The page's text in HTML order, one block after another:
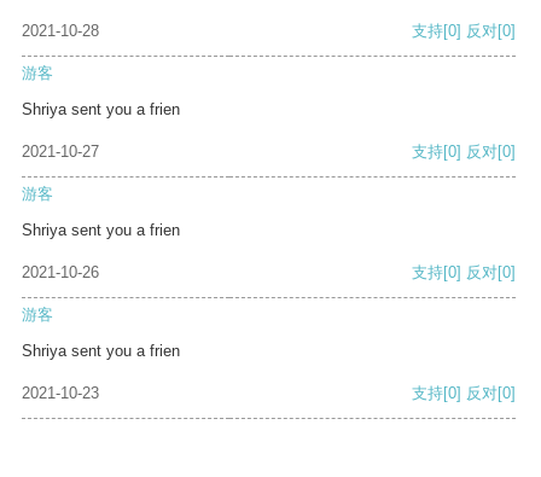
2021-10-28 支持[0] 反对[0]
游客
Shriya sent you a frien
2021-10-27 支持[0] 反对[0]
游客
Shriya sent you a frien
2021-10-26 支持[0] 反对[0]
游客
Shriya sent you a frien
2021-10-23 支持[0] 反对[0]